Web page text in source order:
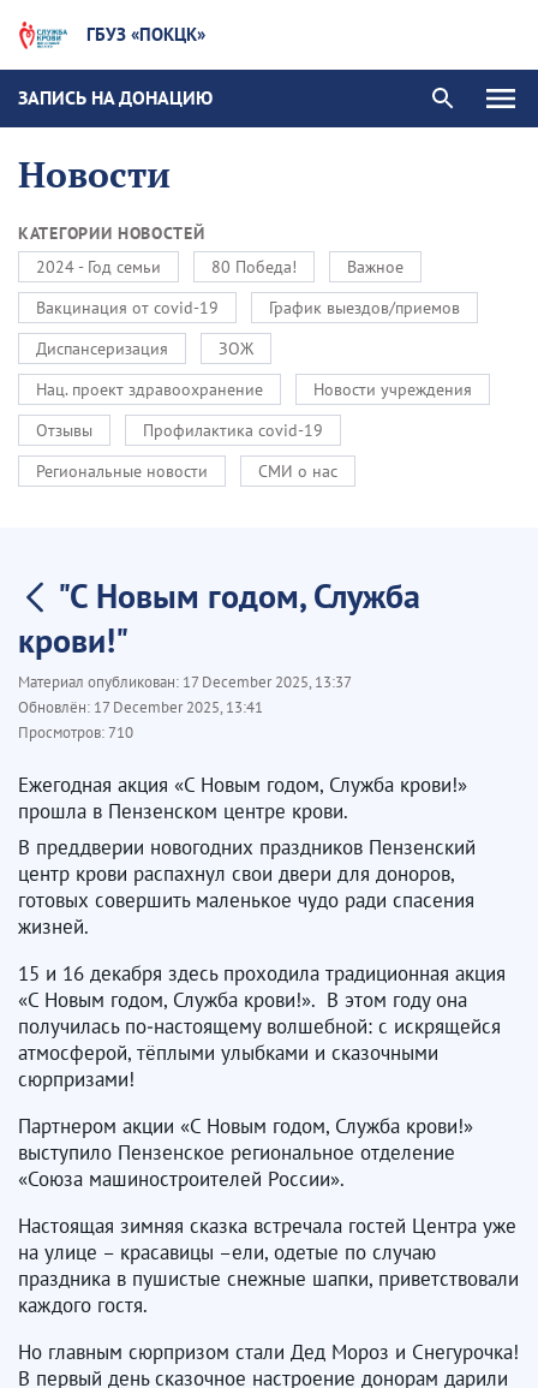
ГБУЗ «ПОКЦК»
ЗАПИСЬ НА ДОНАЦИЮ
Новости
КАТЕГОРИИ НОВОСТЕЙ
2024 - Год семьи
80 Победа!
Важное
Вакцинация от covid-19
График выездов/приемов
Диспансеризация
ЗОЖ
Нац. проект здравоохранение
Новости учреждения
Отзывы
Профилактика covid-19
Региональные новости
СМИ о нас
"С Новым годом, Служба
крови!"
Материал опубликован: 17 December 2025, 13:37
Обновлён: 17 December 2025, 13:41
Просмотров:710
Ежегодная акция «С Новым годом, Служба крови!»
прошла в Пензенском центре крови.
В преддверии новогодних праздников Пензенский
центр крови распахнул свои двери для доноров,
готовых совершить маленькое чудо ради спасения
жизней.
15 и 16 декабря здесь проходила традиционная акция
«С Новым годом, Служба крови!». В этом году она
получилась по‑настоящему волшебной: с искрящейся
атмосферой, тёплыми улыбками и сказочными
сюрпризами!
Партнером акции «С Новым годом, Служба крови!»
выступило Пензенское региональное отделение
«Союза машиностроителей России».
Настоящая зимняя сказка встречала гостей Центра уже
на улице – красавицы –ели, одетые по случаю
праздника в пушистые снежные шапки, приветствовали
каждого гостя.
Но главным сюрпризом стали Дед Мороз и Снегурочка!
В первый день сказочное настроение донорам дарили